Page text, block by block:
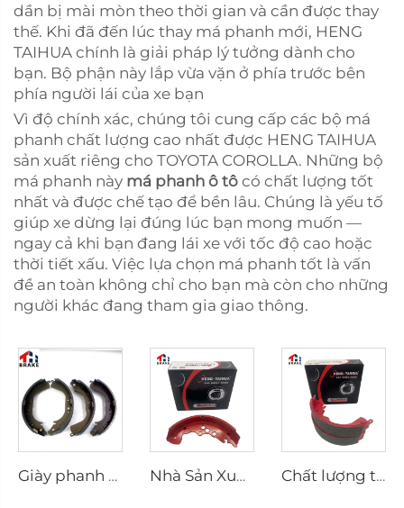
dần bị mài mòn theo thời gian và cần được thay
thế. Khi đã đến lúc thay má phanh mới, HENG
TAIHUA chính là giải pháp lý tưởng dành cho
bạn. Bộ phận này lắp vừa vặn ở phía trước bên
phía người lái của xe bạn
Vì độ chính xác, chúng tôi cung cấp các bộ má
phanh chất lượng cao nhất được HENG TAIHUA
sản xuất riêng cho TOYOTA COROLLA. Những bộ
má phanh này má phanh ô tô có chất lượng tốt
nhất và được chế tạo để bền lâu. Chúng là yếu tố
giúp xe dừng lại đúng lúc bạn mong muốn —
ngay cả khi bạn đang lái xe với tốc độ cao hoặc
thời tiết xấu. Việc lựa chọn má phanh tốt là vấn
đề an toàn không chỉ cho bạn mà còn cho những
người khác đang tham gia giao thông.
Giày phanh sau K2305 cho xe Toyota 04495-35151 Nhà Sản Xuất Trung Quốc Hệ Thống Phanh Ô Tô Giày Phanh Xe Hơi Chất lượng tốt nhất Bán sỉ Giày phanh Ceramic Trục sau Ô tô cho HILUX VI Pickup